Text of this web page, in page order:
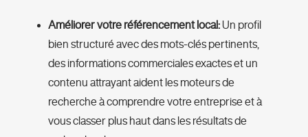
Améliorer votre référencement local:Un profil
bien structuré avec des mots-clés pertinents,
des informations commerciales exactes et un
contenu attrayant aident les moteurs de
recherche à comprendre votre entreprise et à
vous classer plus haut dans les résultats de